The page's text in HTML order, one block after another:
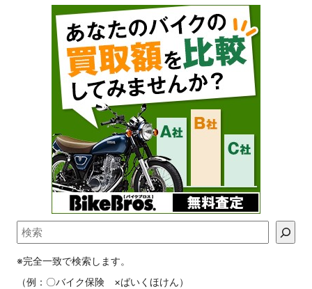
※完全一致で検索します。
（例：〇バイク保険 ×ばいくほけん）